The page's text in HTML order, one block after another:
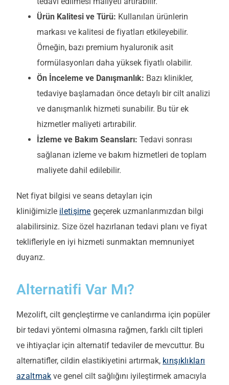
Ürün Kalitesi ve Türü: Kullanılan ürünlerin
markası ve kalitesi de fiyatları etkileyebilir.
Örneğin, bazı premium hyaluronik asit
formülasyonları daha yüksek fiyatlı olabilir.
Ön İnceleme ve Danışmanlık: Bazı klinikler,
tedaviye başlamadan önce detaylı bir cilt analizi
ve danışmanlık hizmeti sunabilir. Bu tür ek
hizmetler maliyeti artırabilir.
İzleme ve Bakım Seansları: Tedavi sonrası
sağlanan izleme ve bakım hizmetleri de toplam
maliyete dahil edilebilir.
Net fiyat bilgisi ve seans detayları için
kliniğimizle iletişime geçerek uzmanlarımızdan bilgi
alabilirsiniz. Size özel hazırlanan tedavi planı ve fiyat
teklifleriyle en iyi hizmeti sunmaktan memnuniyet
duyarız.
Alternatifi Var Mı?
Mezolift, cilt gençleştirme ve canlandırma için popüler
bir tedavi yöntemi olmasına rağmen, farklı cilt tipleri
ve ihtiyaçlar için alternatif tedaviler de mevcuttur. Bu
alternatifler, cildin elastikiyetini artırmak, kırışıklıkları
azaltmak ve genel cilt sağlığını iyileştirmek amacıyla